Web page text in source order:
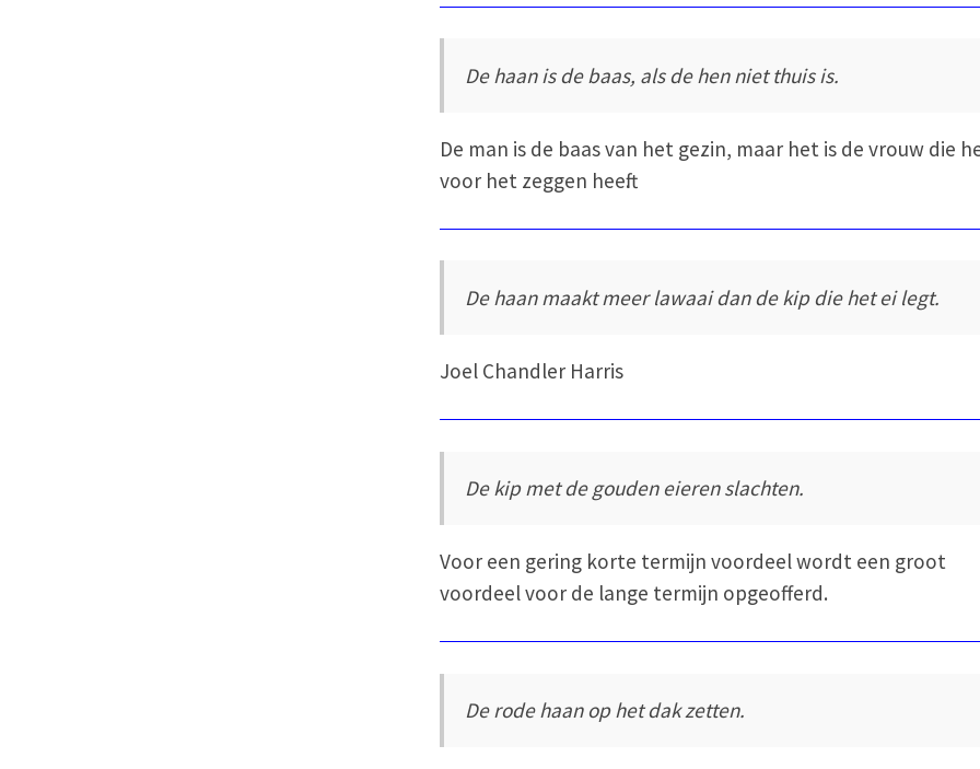
De haan is de baas, als de hen niet thuis is.
De man is de baas van het gezin, maar het is de vrouw die
voor het zeggen heeft.
De haan maakt meer lawaai dan de kip die het ei legt.
Joel Chandler Harris
De kip met de gouden eieren slachten.
Voor een gering korte termijn voordeel wordt een groot
voordeel voor de lange termijn opgeofferd.
De rode haan op het dak zetten.